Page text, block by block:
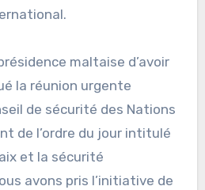
maltaise d’avoir
la réunion urgente
de sécurité des Nations
de l’ordre du jour intitulé
et la sécurité
avons pris l’initiative de